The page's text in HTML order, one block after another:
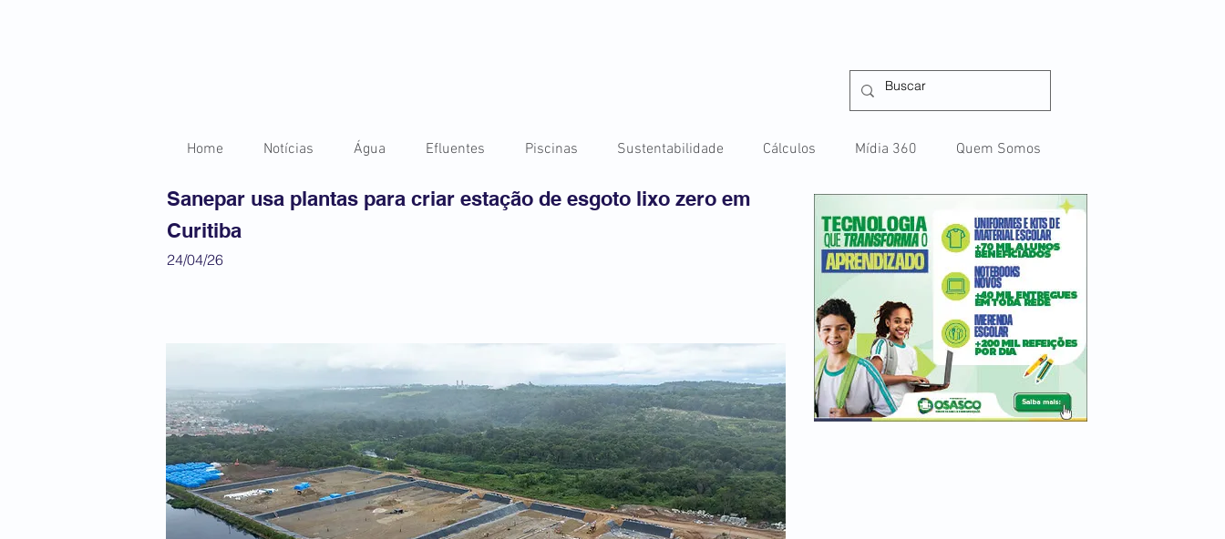
Home Notícias Água Efluentes Piscinas Sustentabilidade Cálculos Mídia 360 Quem Somos
Sanepar usa plantas para criar estação de esgoto lixo zero em
Curitiba
24/04/26